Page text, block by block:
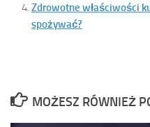
Zdrowotne właściwości
spożywać?
MOŻESZ RÓWNIEŻ